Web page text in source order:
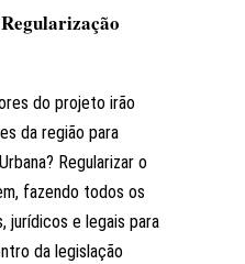
do projeto irão
da região para
Regularizar o
fazendo todos os
jurídicos e legais para
da legislação